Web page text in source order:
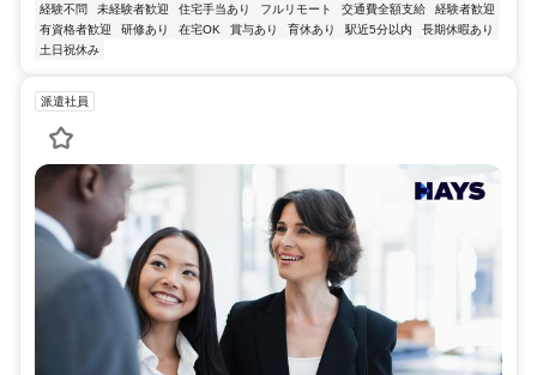
経験不問
未経験者歓迎 住宅手当あり フルリモート 交通費全額支給
経験者歓迎
有資格者歓迎
研修あり 在宅OK 賞与あり 育休あり 駅近5分以内
長期休暇あり
土日祝休み
派遣社員